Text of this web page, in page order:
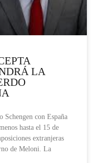
LA
Schengen con España
hasta el 15 de
extranjeras
de Meloni. La